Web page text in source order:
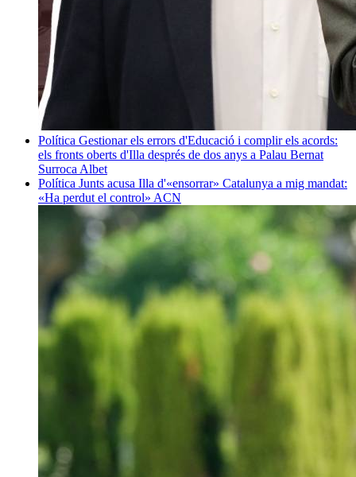
Política Gestionar els errors d'Educació i complir els acords:
els fronts oberts d'Illa després de dos anys a Palau Bernat
Surroca Albet
Política Junts acusa Illa d'«ensorrar» Catalunya a mig mandat:
«Ha perdut el control» ACN